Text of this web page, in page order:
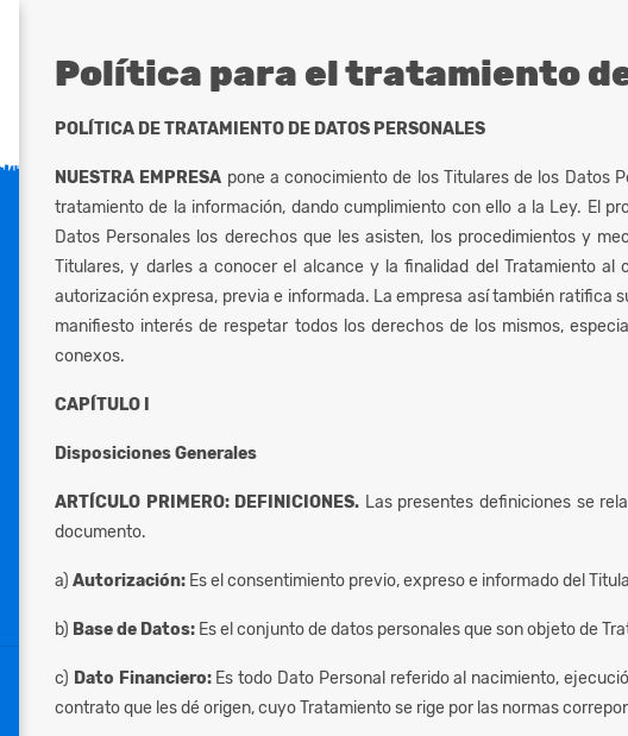
Política para el tratamiento
POLÍTICA DE TRATAMIENTO DE DATOS PERSONALES
NUESTRA EMPRESA pone a conocimiento de los Titulares de los Datos
tratamiento de la información, dando cumplimiento con ello a la Ley. El
Datos Personales los derechos que les asisten, los procedimientos y
Titulares, y darles a conocer el alcance y la finalidad del Tratamiento
autorización expresa, previa e informada. La empresa así también ratifica
manifiesto interés de respetar todos los derechos de los mismos,
conexos.
CAPÍTULO I
Disposiciones Generales
ARTÍCULO PRIMERO: DEFINICIONES. Las presentes definiciones se
documento.
a) Autorización: Es el consentimiento previo, expreso e informado del
b) Base de Datos: Es el conjunto de datos personales que son objeto de
c) Dato Financiero: Es todo Dato Personal referido al nacimiento,
contrato que les dé origen, cuyo Tratamiento se rige por las normas